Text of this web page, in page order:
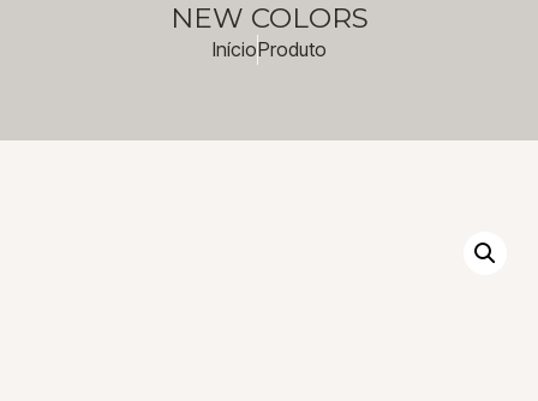
NEW COLORS
InícioProduto